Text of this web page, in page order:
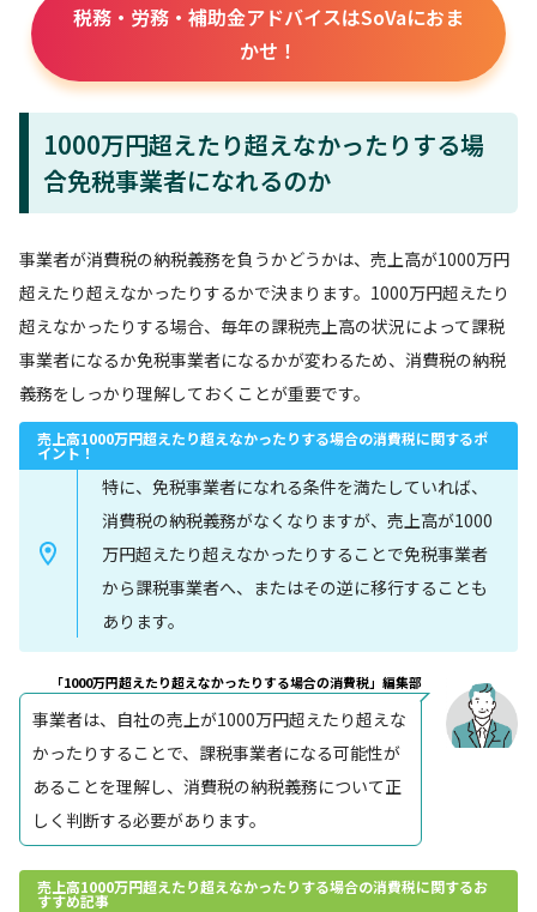
税務・労務・補助金アドバイスはSoVaにおま
かせ！
1000万円超えたり超えなかったりする場
合免税事業者になれるのか
事業者が消費税の納税義務を負うかどうかは、売上高が1000万円
超えたり超えなかったりするかで決まります。1000万円超えたり
超えなかったりする場合、毎年の課税売上高の状況によって課税
事業者になるか免税事業者になるかが変わるため、消費税の納税
義務をしっかり理解しておくことが重要です。
売上高1000万円超えたり超えなかったりする場合の消費税に関するポ
イント！
特に、免税事業者になれる条件を満たしていれば、
消費税の納税義務がなくなりますが、売上高が1000
万円超えたり超えなかったりすることで免税事業者
から課税事業者へ、またはその逆に移行することも
あります。
「1000万円超えたり超えなかったりする場合の消費税」編集部
事業者は、自社の売上が1000万円超えたり超えな
かったりすることで、課税事業者になる可能性が
あることを理解し、消費税の納税義務について正
しく判断する必要があります。
売上高1000万円超えたり超えなかったりする場合の消費税に関するお
すすめ記事